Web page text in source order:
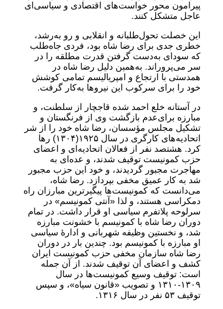
پیرامون محور خواست‌های اقتصادی و سیاسی‌ای
عاجل متشکل کنند.
این خصلت تحول‌طلبانه و انقلابی و رو به‌رشد،
خطری جدی برای رضا شاه بود، فردی جاه‌طلب
که سودای به‌دست گرفتن قدرت مطلقه را در
سر می‌پروراند. به‌همین دلیل رضا شاه در
همدستی با ارتجاع و امپریالیسم تمامی کوشش
خود را برای سرکوب این نیروها به‌کار گرفت.
در آستانه خلع احمد شده قاجچار از سلطنت، و
مبارزه برای‌عدم بازگشت وی از فرنگستان و
تشکیل مجلس مؤسسان، رضا شاه خود را از شر
اتحادیه‌های کارگری در سال ۱۹۲۵‌(۱۳۰۴) رها
کرد. هشتصد نفر از فعالان اتحادیه‌ای و اعضای
حزب کمونیست توقیف شدند، و عده‌ای به
مهاجرت مجبور گردیدند، و خود این حزب مجبور
شد به کار عمیق مخفی بپردازد. رضا شاه،
می‌دانست که کمونیست‌ها پیگیرترین مبارزان راه
دمکراسی هستند، و لذا «آنتی کمونیسم» در
سرلوحه پلاتفرم سیاسی او قرار داشت. در تمام
دوران رضا شاه با کمونیسم با خشونت مبارزه
شد، و نخستین وظیفه شهربانی و ادارهٔ سیاسی
او مبارزه با کمونیسم بود. چندین بار در دوران
رضا شاه سازمان مخفی حزب کمونیست ایران
کشف و اعضای آن توقیف شدند. از آن جمله
است: توقیف وسیع کمونیست‌ها در سال
۱۳۰۹-۱۳۱۰ و تصویب «قانون سیاه»، و سپس
توقیف ۵۳ نفر در سال ۱۳۱۶.